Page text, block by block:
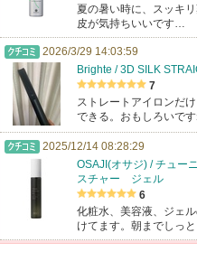
夏の暑い時に、スッキ
皮が気持ちいいです…
2026/3/29 14:03:59
Brighte / 3D SILK
7
ストレートアイロンだ
できる。おもしろいで
2025/12/14 08:28:29
OSAJI(オサジ) / チュー
スチャー ジェル
6
化粧水、美容液、ジェ
けてます。朝までしっ